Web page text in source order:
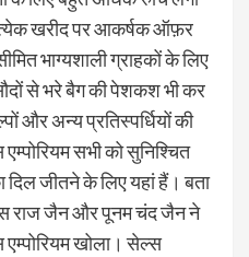
खरीद पर आकर्षक ऑफ़र
भाग्यशाली ग्राहकों के लिए
से भरे बैग की पेशकश भी कर
और अन्य प्रतिस्पर्धियों की
सभी को सुनिश्चित
दिल जीतने के लिए यहां हैं। बता
राज जैन और पूनम चंद जैन ने
खोला। सेल्स